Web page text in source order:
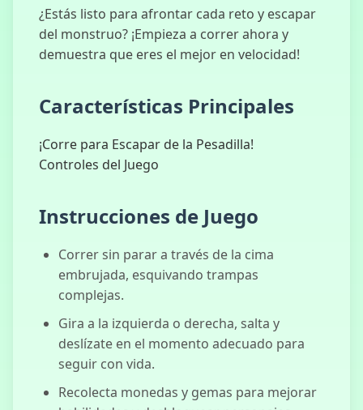
Horror
Escape Raid
¿Estás listo para afrontar cada reto y escapar
del monstruo? ¡Empieza a correr ahora y
demuestra que eres el mejor en velocidad!
Características Principales
¡Corre para Escapar de la Pesadilla!
Controles del Juego
Instrucciones de Juego
Correr sin parar a través de la cima
embrujada, esquivando trampas
complejas.
Gira a la izquierda o derecha, salta y
deslízate en el momento adecuado para
seguir con vida.
Recolecta monedas y gemas para mejorar